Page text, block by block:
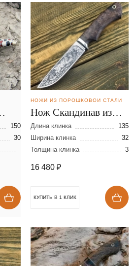
150
30
НОЖИ ИЗ ПОРОШКОВОЙ СТАЛИ
Нож Скандинав из
порошковой стали
М390
Длина клинка
135
Ширина клинка
32
Толщина клинка
3
16 480 ₽
КУПИТЬ В 1 КЛИК